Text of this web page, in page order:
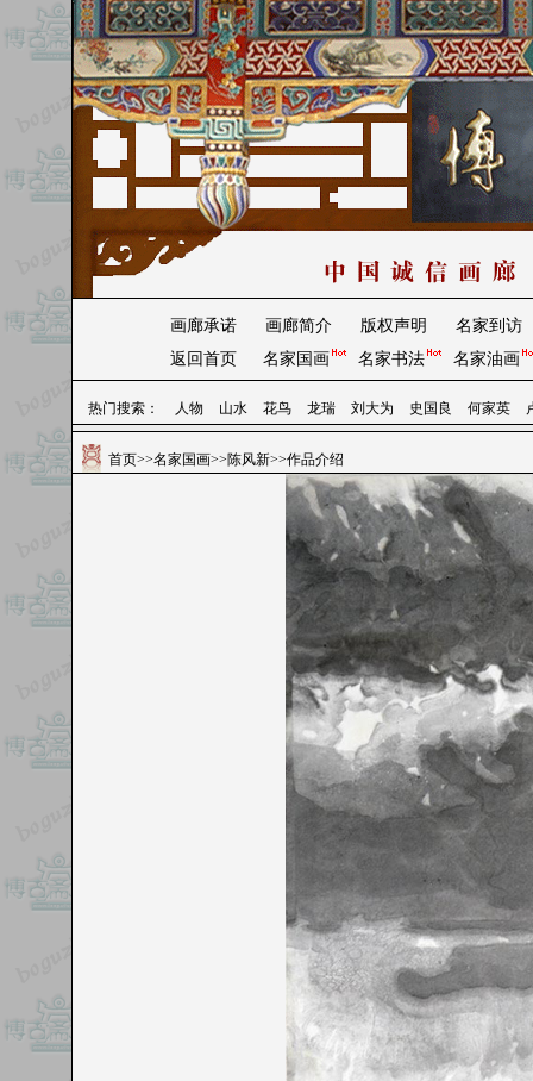
画廊承诺 画廊简介 版权声明
名家到访
返回首页
名家国画 名家书法 名家油画
热门搜索： 人物 山水 花鸟 龙瑞 刘大为 史国良 何家英
首页>>名家国画>>陈风新>>作品介绍